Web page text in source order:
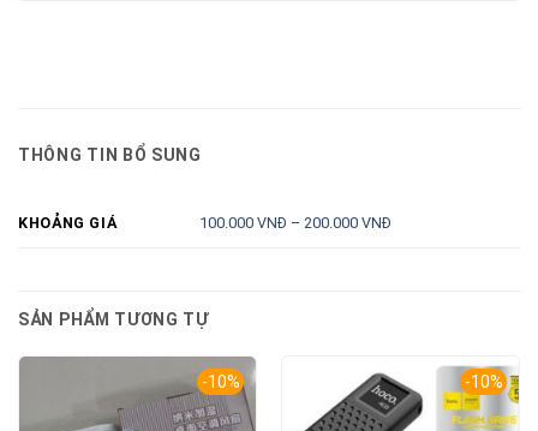
THÔNG TIN BỔ SUNG
KHOẢNG GIÁ 100.000 VNĐ – 200.000 VNĐ
SẢN PHẨM TƯƠNG TỰ
-10% -10%